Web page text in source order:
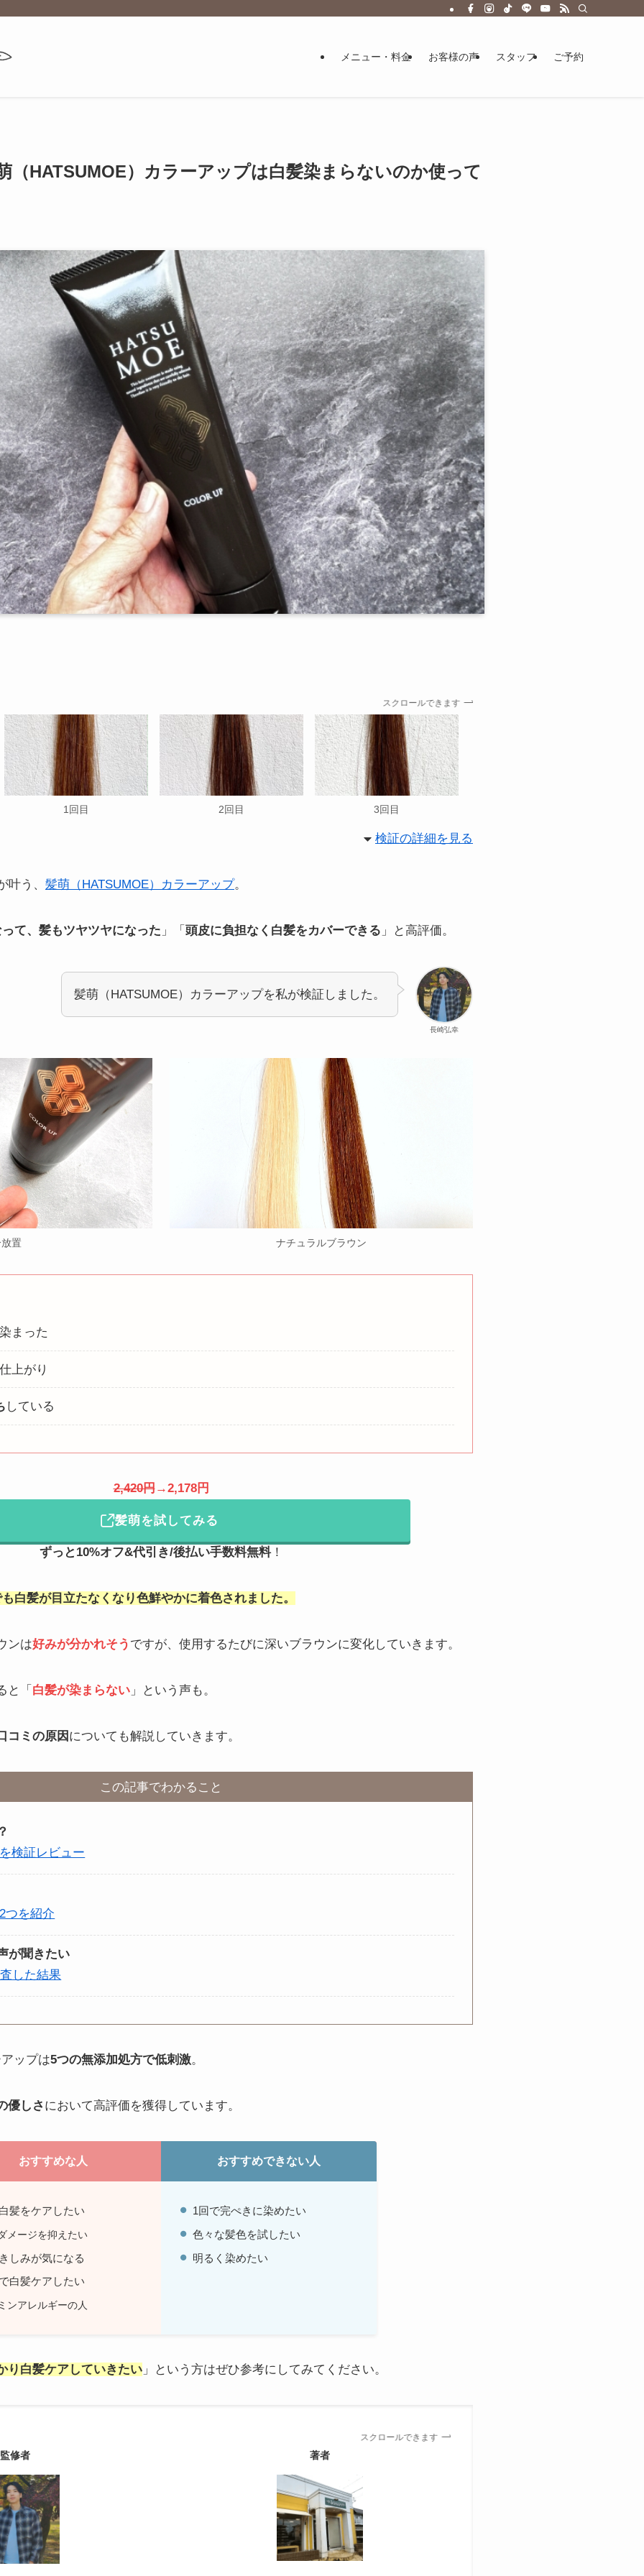
メニュー・料金 お客様の声 スタッフ ご予約
（HATSUMOE）カラーアップは白髪染まらないのか使って
スクロールできます
1回目 2回目 3回目
検証の詳細を見る
叶う、 髪萌（HATSUMOE）カラーアップ。
て、髪もツヤツヤになった 」「 頭皮に負担なく白髪をカバーできる 」と高評価。
長崎弘幸
髪萌（HATSUMOE）カラーアップを私が検証しました。
置 ナチュラルブラウン
まった
上がり
している
2,420円→2,178円
髪萌を試してみる
ずっと10%オフ&代引き/後払い手数料無料！
白髪が目立たなくなり色鮮やかに着色されました。
ンは好みが分かれそう ですが、使用するたびに深いブラウンに変化していきます。
と「 白髪が染まらない 」という声も。
コミの原因 についても解説していきます。
この記事でわかること
検証レビュー
つを紹介
が聞きたい
した結果
ップは5つの無添加処方で低刺激。
優しさ において高評価を獲得しています。
おすすめな人 おすすめできない人
髪をケアしたい
メージを抑えたい
しみが気になる
白髪ケアしたい
ンアレルギーの人
1回で完ぺきに染めたい
色々な髪色を試したい
明るく染めたい
り白髪ケアしていきたい 」という方はぜひ参考にしてみてください。
スクロールできます
監修者 著者